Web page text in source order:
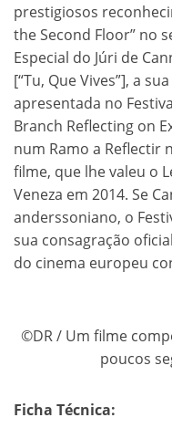
prestigiosos
the Second Floor” no
Especial do Júri de
[“Tu, Que Vives”], a
apresentada no
Branch Reflecting on
num Ramo a Reflectir
filme, que lhe valeu o
Veneza em 2014. Se
anderssoniano, o
sua consagração
do cinema europeu
©DR / Um filme
poucos
Ficha Técnica: